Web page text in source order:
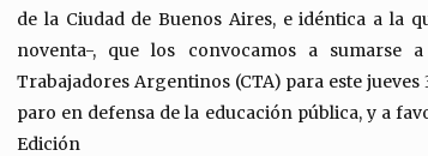
de la Ciudad de Buenos Aires, e idéntica a la
noventa-, que los convocamos a
Trabajadores Argentinos (CTA) para este
paro en defensa de la educación pública, y a
Edición